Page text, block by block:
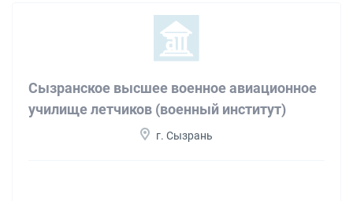
Сызранское высшее военное авиационное
училище летчиков (военный институт)
г. Сызрань